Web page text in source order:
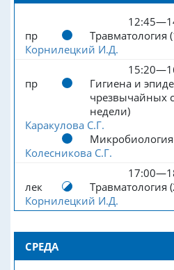
пр
Травматология
Корнилецкий И.Д.
пр
Гигиена и
чрезвычайных
недели)
Каракулова С.Г.
Колесникова С.Г.
лек
Травматология
Корнилецкий И.Д.
СРЕДА